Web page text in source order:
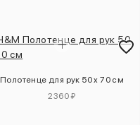
Полотенце для рук 50 x 70 см
2360 ₽